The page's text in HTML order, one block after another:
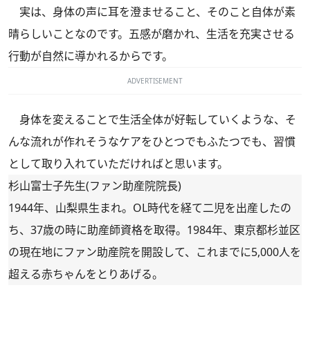
実は、身体の声に耳を澄ませること、そのこと自体が素
晴らしいことなのです。五感が磨かれ、生活を充実させる
行動が自然に導かれるからです。
ADVERTISEMENT
身体を変えることで生活全体が好転していくような、そ
んな流れが作れそうなケアをひとつでもふたつでも、習慣
として取り入れていただければと思います。
杉山富士子先生(ファン助産院院長)
1944年、山梨県生まれ。OL時代を経て二児を出産したの
ち、37歳の時に助産師資格を取得。1984年、東京都杉並区
の現在地にファン助産院を開設して、これまでに5,000人を
超える赤ちゃんをとりあげる。